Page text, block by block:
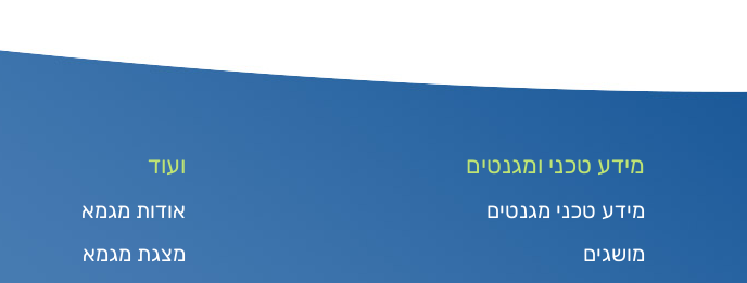
מידע טכני ומגנטים
מידע טכני מגנטים
מושגים
ועוד
אודות מגמא
מצגת מגמא